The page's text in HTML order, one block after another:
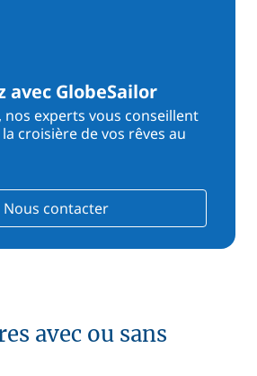
avec GlobeSailor
nos experts vous conseillent
croisière de vos rêves au
Nous contacter
avec ou sans